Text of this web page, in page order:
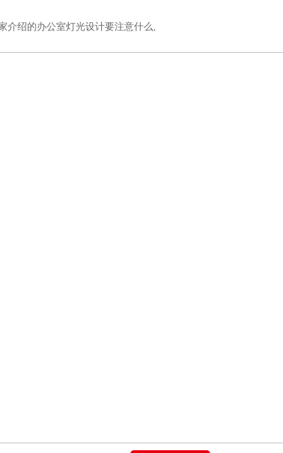
介绍的办公室灯光设计要注意什么,